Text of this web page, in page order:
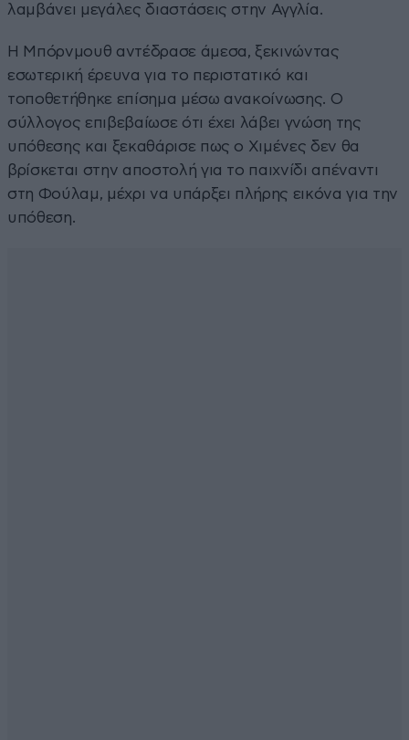
λαμβάνει μεγάλες διαστάσεις στην Αγγλία.
Η Μπόρνμουθ αντέδρασε άμεσα, ξεκινώντας
εσωτερική έρευνα για το περιστατικό και
τοποθετήθηκε επίσημα μέσω ανακοίνωσης. Ο
σύλλογος επιβεβαίωσε ότι έχει λάβει γνώση της
υπόθεσης και ξεκαθάρισε πως ο Χιμένες δεν θα
βρίσκεται στην αποστολή για το παιχνίδι απέναντι
στη Φούλαμ, μέχρι να υπάρξει πλήρης εικόνα για την
υπόθεση.